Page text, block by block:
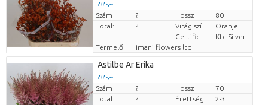
??? -,--
Darabb ár
Szám ? Hossz
80
Total:
?
Oranje
Kfc Silver
Termelő
imani flowers ltd
Astilbe Ar Erika
??? -,--
Darabb ár
Szám ? Hossz
70
Total:
? Érettség
2-3